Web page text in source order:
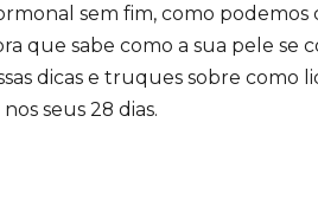
sem fim, como
que sabe como a sua pele se
dicas e truques sobre como
seus 28 dias.